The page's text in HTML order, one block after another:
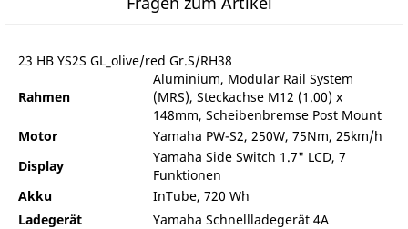
23 HB YS2S GL_olive/red Gr.S/RH38
Rahmen
Aluminium, Modular Rail System
(MRS), Steckachse M12 (1.00) x
148mm, Scheibenbremse Post Mount
Motor
Yamaha PW-S2, 250W, 75Nm, 25km/h
Display
Yamaha Side Switch 1.7" LCD, 7
Funktionen
Akku
InTube, 720 Wh
Ladegerät
Yamaha Schnellladegerät 4A